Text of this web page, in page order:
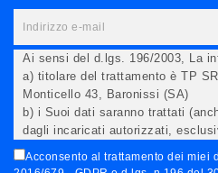
Ai sensi del d.lgs. 196/2003, La
a) titolare del trattamento è TP
Monticello 43, Baronissi (SA)
b) i Suoi dati saranno trattati
dagli incaricati autorizzati,
all'invio della newsletter e per
informazioni relative alle iniziative
Acconsento al trattamento dei miei